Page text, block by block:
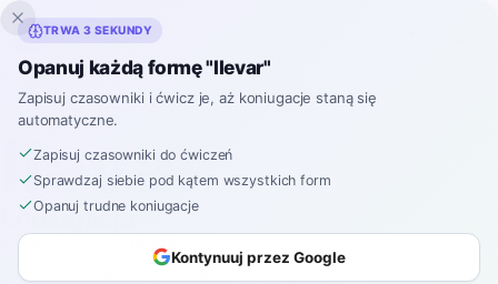
Inklingo
Strona główna›Hiszpański›Koniugacje czasowników
KONIUGACJA CZASOWNIKÓW HISZPAŃSKICH
llevar
Koniugacja
llevar nieść
regular
TRWA 3 SEKUNDY
Opanuj każdą formę "llevar"
Zapisuj czasowniki i ćwicz je, aż koniugacje staną się
automatyczne.
Zapisuj czasowniki do ćwiczeń
Sprawdzaj siebie pod kątem wszystkich form
Opanuj trudne koniugacje
Kontynuuj przez Google